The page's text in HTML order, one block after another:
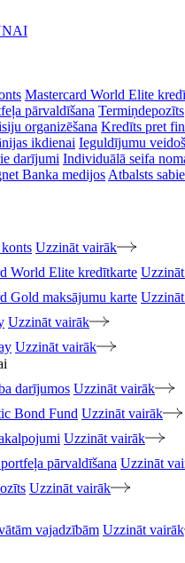
Mastercard World Elite
pārvaldīšana Termiņdepozīts
organizēšana Kredīts pret
ikdienai Ieguldījumu
darījumi Individuālā seifa
Banka medijos Atbalsts
Uzzināt vairāk
World Elite kredītkarte
Gold maksājumu karte
Uzzināt vairāk
Uzzināt vairāk
darījumos Uzzināt vairāk
Bond Fund Uzzināt vairāk
Uzzināt vairāk
pārvaldīšana Uzzināt
Uzzināt vairāk
vajadzībām Uzzināt vairāk